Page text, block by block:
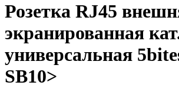
Розетка RJ45
экранированная
универсальная
SB10>